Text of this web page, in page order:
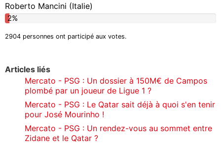
Roberto Mancini (Italie)
2%
2904 personnes ont participé aux votes.
Articles liés
Mercato - PSG : Un dossier à 150M€ de Campos
plombé par un joueur de Ligue 1 ?
Mercato - PSG : Le Qatar sait déjà à quoi s'en tenir
pour José Mourinho !
Mercato - PSG : Un rendez-vous au sommet entre
Zidane et le Qatar ?